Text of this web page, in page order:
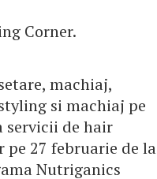
Corner.
machiaj,
si machiaj pe
servicii de hair
pe 27 februarie de la
Nutriganics